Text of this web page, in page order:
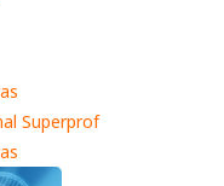
Superprof